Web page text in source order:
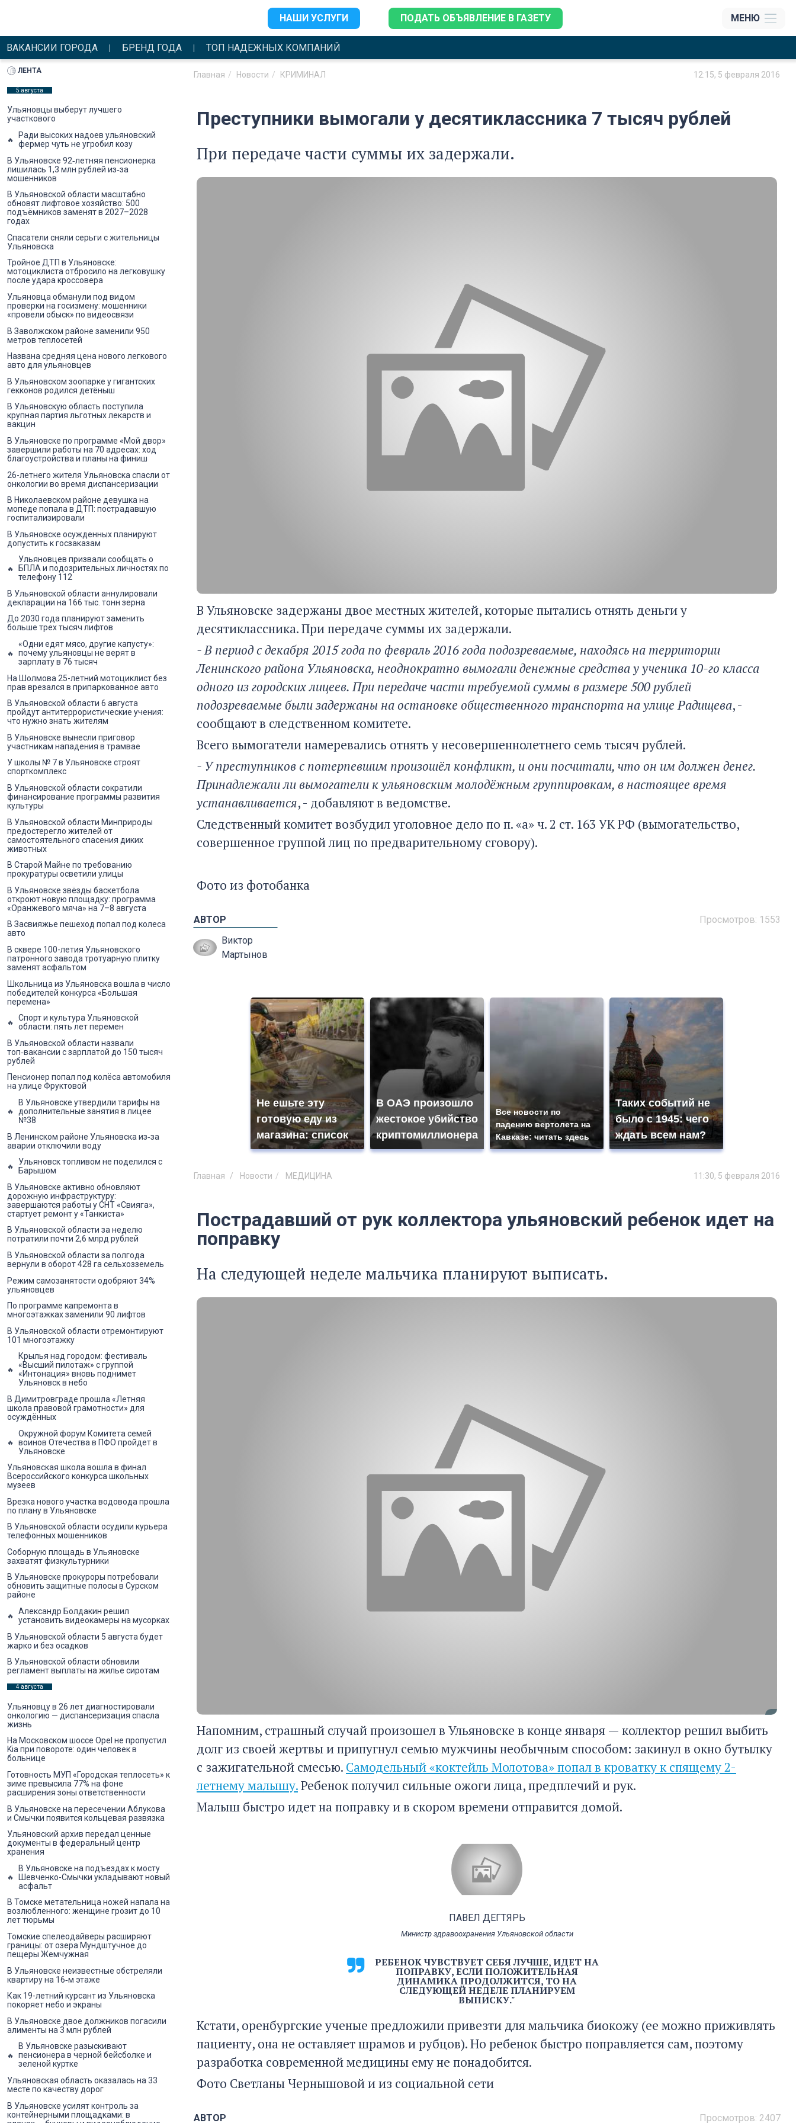
НАШИ УСЛУГИ ПОДАТЬ ОБЪЯВЛЕНИЕ В ГАЗЕТУ МЕНЮ
ВАКАНСИИ ГОРОДА БРЕНД ГОДА ТОП НАДЕЖНЫХ КОМПАНИЙ
Главная Новости КРИМИНАЛ 12:15, 5 февраля 2016
Преступники вымогали у десятиклассника 7 тысяч рублей
При передаче части суммы их задержали.
В Ульяновске задержаны двое местных жителей, которые пытались отнять деньги у
десятиклассника. При передаче суммы их задержали.
- В период с декабря 2015 года по февраль 2016 года подозреваемые, находясь на территории
Ленинского района Ульяновска, неоднократно вымогали денежные средства у ученика 10-го класса
одного из городских лицеев. При передаче части требуемой суммы в размере 500 рублей
подозреваемые были задержаны на остановке общественного транспорта на улице Радищева, -
сообщают в следственном комитете.
Всего вымогатели намеревались отнять у несовершеннолетнего семь тысяч рублей.
- У преступников с потерпевшим произошёл конфликт, и они посчитали, что он им должен денег.
Принадлежали ли вымогатели к ульяновским молодёжным группировкам, в настоящее время
устанавливается, - добавляют в ведомстве.
Следственный комитет возбудил уголовное дело по п. «а» ч. 2 ст. 163 УК РФ (вымогательство,
совершенное группой лиц по предварительному сговору).
Фото из фотобанка
Просмотров: 1553
АВТОР
Виктор
Мартынов
Не ешьте эту
готовую еду из
магазина: список
В ОАЭ произошло
жестокое убийство
криптомиллионера
Все новости по
падению вертолета на
Кавказе: читать здесь
Таких событий не
было с 1945: чего
ждать всем нам?
Главная Новости МЕДИЦИНА 11:30, 5 февраля 2016
Пострадавший от рук коллектора ульяновский ребенок идет на
поправку
На следующей неделе мальчика планируют выписать.
Напомним, страшный случай произошел в Ульяновске в конце января — коллектор решил выбить
долг из своей жертвы и припугнул семью мужчины необычным способом: закинул в окно бутылку
с зажигательной смесью. Самодельный «коктейль Молотова» попал в кроватку к спящему 2-
летнему малышу.Ребенок получил сильные ожоги лица, предплечий и рук.
Малыш быстро идет на поправку и в скором времени отправится домой.
ПАВЕЛ ДЕГТЯРЬ
Министр здравоохранения Ульяновской области
РЕБЕНОК ЧУВСТВУЕТ СЕБЯ ЛУЧШЕ, ИДЕТ НА
ПОПРАВКУ, ЕСЛИ ПОЛОЖИТЕЛЬНАЯ
ДИНАМИКА ПРОДОЛЖИТСЯ, ТО НА
СЛЕДУЮЩЕЙ НЕДЕЛЕ ПЛАНИРУЕМ
ВЫПИСКУ."
Кстати, оренбургские ученые предложили привезти для мальчика биокожу (ее можно приживлять
пациенту, она не оставляет шрамов и рубцов). Но ребенок быстро поправляется сам, поэтому
разработка современной медицины ему не понадобится.
Фото Светланы Чернышовой и из социальной сети
Просмотров: 2407
АВТОР
ЛЕНТА
5 августа
Ульяновцы выберут лучшего
участкового
Ради высоких надоев ульяновский
фермер чуть не угробил козу
В Ульяновске 92‑летняя пенсионерка
лишилась 1,3 млн рублей из‑за
мошенников
В Ульяновской области масштабно
обновят лифтовое хозяйство: 500
подъёмников заменят в 2027–2028
годах
Спасатели сняли серьги с жительницы
Ульяновска
Тройное ДТП в Ульяновске:
мотоциклиста отбросило на легковушку
после удара кроссовера
Ульяновца обманули под видом
проверки на госизмену: мошенники
«провели обыск» по видеосвязи
В Заволжском районе заменили 950
метров теплосетей
Названа средняя цена нового легкового
авто для ульяновцев
В Ульяновском зоопарке у гигантских
гекконов родился детёныш
В Ульяновскую область поступила
крупная партия льготных лекарств и
вакцин
В Ульяновске по программе «Мой двор»
завершили работы на 70 адресах: ход
благоустройства и планы на финиш
26-летнего жителя Ульяновска спасли от
онкологии во время диспансеризации
В Николаевском районе девушка на
мопеде попала в ДТП: пострадавшую
госпитализировали
В Ульяновске осужденных планируют
допустить к госзаказам
Ульяновцев призвали сообщать о
БПЛА и подозрительных личностях по
телефону 112
В Ульяновской области аннулировали
декларации на 166 тыс. тонн зерна
До 2030 года планируют заменить
больше трех тысяч лифтов
«Одни едят мясо, другие капусту»:
почему ульяновцы не верят в
зарплату в 76 тысяч
На Шолмова 25-летний мотоциклист без
прав врезался в припаркованное авто
В Ульяновской области 6 августа
пройдут антитеррористические учения:
что нужно знать жителям
В Ульяновске вынесли приговор
участникам нападения в трамвае
У школы № 7 в Ульяновске строят
спорткомплекс
В Ульяновской области сократили
финансирование программы развития
культуры
В Ульяновской области Минприроды
предостерегло жителей от
самостоятельного спасения диких
животных
В Старой Майне по требованию
прокуратуры осветили улицы
В Ульяновске звёзды баскетбола
откроют новую площадку: программа
«Оранжевого мяча» на 7–8 августа
В Засвияжье пешеход попал под колеса
авто
В сквере 100-летия Ульяновского
патронного завода тротуарную плитку
заменят асфальтом
Школьница из Ульяновска вошла в число
победителей конкурса «Большая
перемена»
Спорт и культура Ульяновской
области: пять лет перемен
В Ульяновской области назвали
топ‑вакансии с зарплатой до 150 тысяч
рублей
Пенсионер попал под колёса автомобиля
на улице Фруктовой
В Ульяновске утвердили тарифы на
дополнительные занятия в лицее
№38
В Ленинском районе Ульяновска из‑за
аварии отключили воду
Ульяновск топливом не поделился с
Барышом
В Ульяновске активно обновляют
дорожную инфраструктуру:
завершаются работы у СНТ «Свияга»,
стартует ремонт у «Танкиста»
В Ульяновской области за неделю
потратили почти 2,6 млрд рублей
В Ульяновской области за полгода
вернули в оборот 428 га сельхозземель
Режим самозанятости одобряют 34%
ульяновцев
По программе капремонта в
многоэтажках заменили 90 лифтов
В Ульяновской области отремонтируют
101 многоэтажку
Крылья над городом: фестиваль
«Высший пилотаж» с группой
«Интонация» вновь поднимет
Ульяновск в небо
В Димитровграде прошла «Летняя
школа правовой грамотности» для
осуждённых
Окружной форум Комитета семей
воинов Отечества в ПФО пройдет в
Ульяновске
Ульяновская школа вошла в финал
Всероссийского конкурса школьных
музеев
Врезка нового участка водовода прошла
по плану в Ульяновске
В Ульяновской области осудили курьера
телефонных мошенников
Соборную площадь в Ульяновске
захватят физкультурники
В Ульяновске прокуроры потребовали
обновить защитные полосы в Сурском
районе
Александр Болдакин решил
установить видеокамеры на мусорках
В Ульяновской области 5 августа будет
жарко и без осадков
В Ульяновской области обновили
регламент выплаты на жилье сиротам
4 августа
Ульяновцу в 26 лет диагностировали
онкологию — диспансеризация спасла
жизнь
На Московском шоссе Opel не пропустил
Kia при повороте: один человек в
больнице
Готовность МУП «Городская теплосеть» к
зиме превысила 77% на фоне
расширения зоны ответственности
В Ульяновске на пересечении Аблукова
и Смычки появится кольцевая развязка
Ульяновский архив передал ценные
документы в федеральный центр
хранения
В Ульяновске на подъездах к мосту
Шевченко-Смычки укладывают новый
асфальт
В Томске метательница ножей напала на
возлюбленного: женщине грозит до 10
лет тюрьмы
Томские спелеодайверы расширяют
границы: от озера Мундштучное до
пещеры Жемчужная
В Ульяновске неизвестные обстреляли
квартиру на 16‑м этаже
Как 19-летний курсант из Ульяновска
покоряет небо и экраны
В Ульяновске двое должников погасили
алименты на 3 млн рублей
В Ульяновске разыскивают
пенсионера в черной бейсболке и
зеленой куртке
Ульяновская область оказалась на 33
месте по качеству дорог
В Ульяновске усилят контроль за
контейнерными площадками: в